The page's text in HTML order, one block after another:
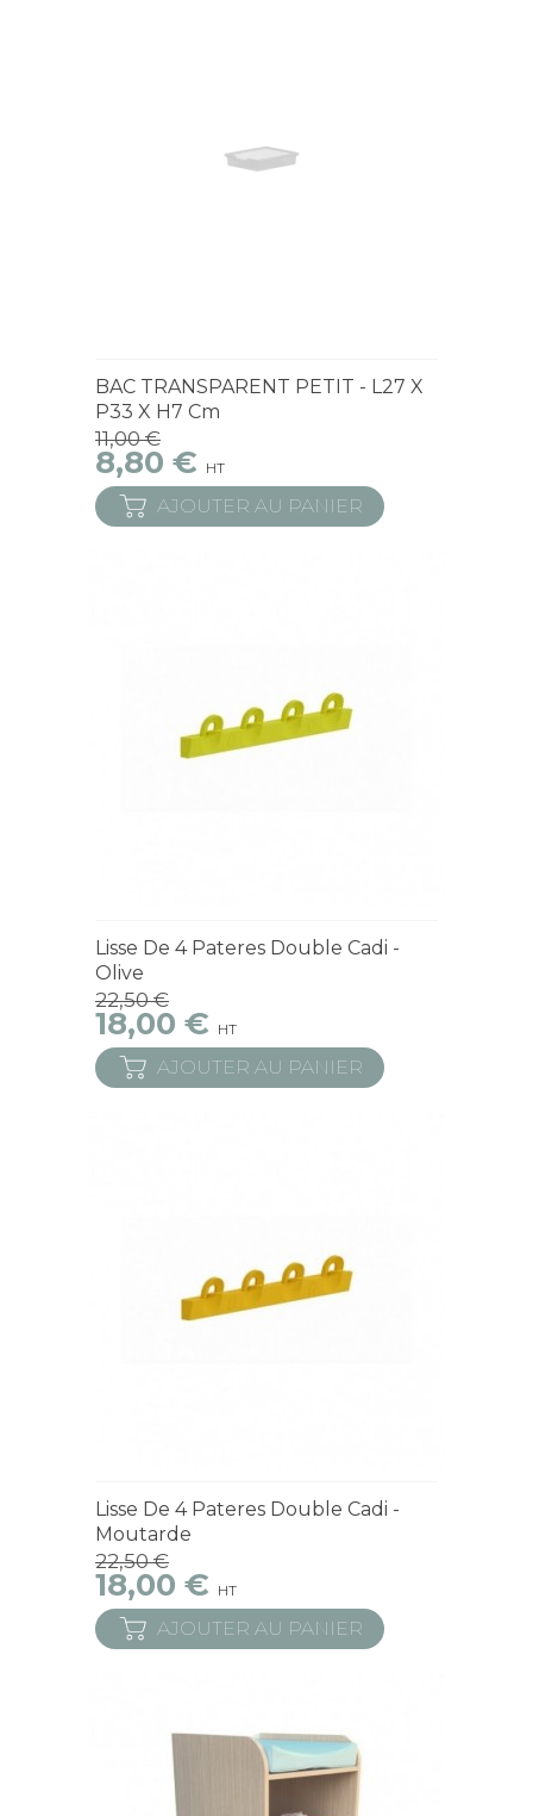
BAC TRANSPARENT PETIT - L27 X
P33 X H7 Cm
11,00 €
8,80 € HT
AJOUTER AU PANIER
Lisse De 4 Pateres Double Cadi -
Olive
22,50 €
18,00 € HT
AJOUTER AU PANIER
Lisse De 4 Pateres Double Cadi -
Moutarde
22,50 €
18,00 € HT
AJOUTER AU PANIER